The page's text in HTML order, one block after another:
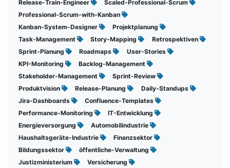
Release-Train-Engineer
Scaled-Professional-Scrum
Professional-Scrum-with-Kanban
Kanban-System-Designer
Projektplanung
Task-Management
Story-Mapping
Retrospektiven
Sprint-Planung
Roadmaps
User-Stories
KPI-Monitoring
Backlog-Management
Stakeholder-Management
Sprint-Review
Produktvision
Release-Planung
Daily-Standups
Jira-Dashboards
Confluence-Templates
Performance-Monitoring
IT-Entwicklung
Energieversorgung
Automobilindustrie
Haushaltsgeräte-Industrie
Finanzsektor
Bildungssektor
öffentliche-Verwaltung
Justizministerium
Versicherung